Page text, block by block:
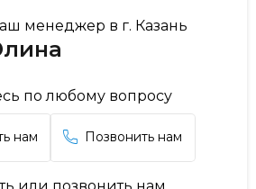
менеджер в г. Казань
по любому вопросу
нам Позвонить нам
или позвонить нам